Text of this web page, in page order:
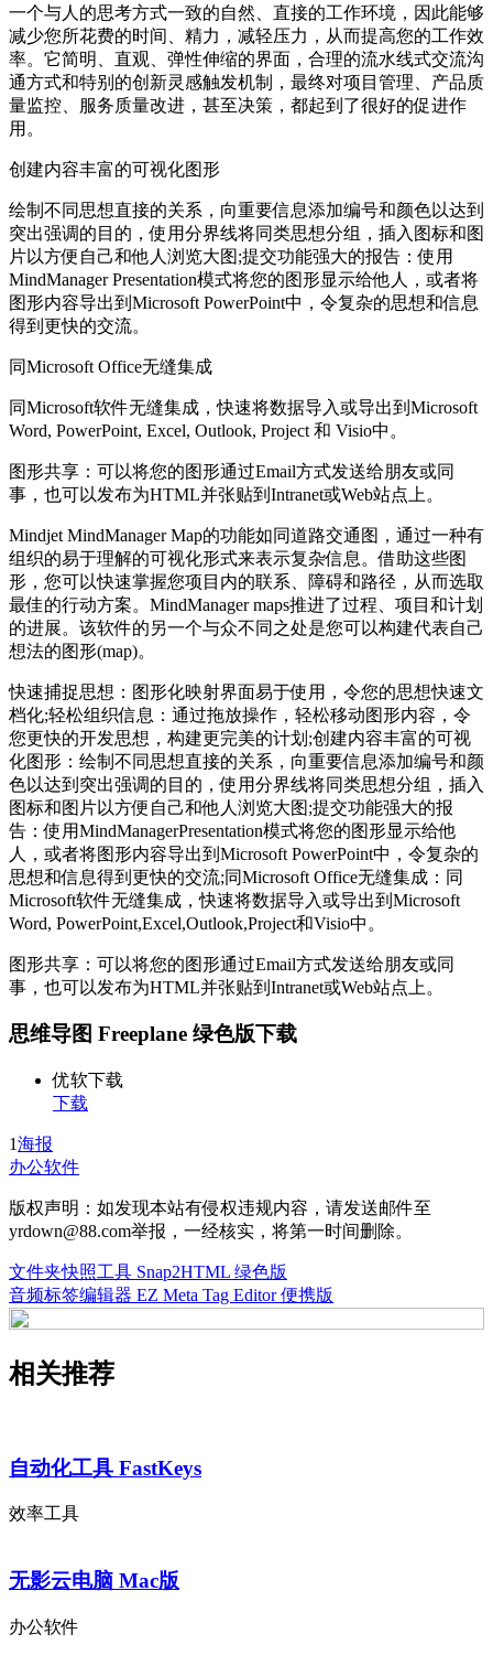
一个与人的思考方式一致的自然、直接的工作环境，因此能够
减少您所花费的时间、精力，减轻压力，从而提高您的工作效
率。它简明、直观、弹性伸缩的界面，合理的流水线式交流沟
通方式和特别的创新灵感触发机制，最终对项目管理、产品质
量监控、服务质量改进，甚至决策，都起到了很好的促进作
用。
创建内容丰富的可视化图形
绘制不同思想直接的关系，向重要信息添加编号和颜色以达到
突出强调的目的，使用分界线将同类思想分组，插入图标和图
片以方便自己和他人浏览大图;提交功能强大的报告：使用
MindManager Presentation模式将您的图形显示给他人，或者将
图形内容导出到Microsoft PowerPoint中，令复杂的思想和信息
得到更快的交流。
同Microsoft Office无缝集成
同Microsoft软件无缝集成，快速将数据导入或导出到Microsoft
Word, PowerPoint, Excel, Outlook, Project 和 Visio中。
图形共享：可以将您的图形通过Email方式发送给朋友或同
事，也可以发布为HTML并张贴到Intranet或Web站点上。
Mindjet MindManager Map的功能如同道路交通图，通过一种有
组织的易于理解的可视化形式来表示复杂信息。借助这些图
形，您可以快速掌握您项目内的联系、障碍和路径，从而选取
最佳的行动方案。MindManager maps推进了过程、项目和计划
的进展。该软件的另一个与众不同之处是您可以构建代表自己
想法的图形(map)。
快速捕捉思想：图形化映射界面易于使用，令您的思想快速文
档化;轻松组织信息：通过拖放操作，轻松移动图形内容，令
您更快的开发思想，构建更完美的计划;创建内容丰富的可视
化图形：绘制不同思想直接的关系，向重要信息添加编号和颜
色以达到突出强调的目的，使用分界线将同类思想分组，插入
图标和图片以方便自己和他人浏览大图;提交功能强大的报
告：使用MindManagerPresentation模式将您的图形显示给他
人，或者将图形内容导出到Microsoft PowerPoint中，令复杂的
思想和信息得到更快的交流;同Microsoft Office无缝集成：同
Microsoft软件无缝集成，快速将数据导入或导出到Microsoft
Word, PowerPoint,Excel,Outlook,Project和Visio中。
图形共享：可以将您的图形通过Email方式发送给朋友或同
事，也可以发布为HTML并张贴到Intranet或Web站点上。
思维导图 Freeplane 绿色版下载
优软下载
下载
1海报
办公软件
版权声明：如发现本站有侵权违规内容，请发送邮件至
yrdown@88.com举报，一经核实，将第一时间删除。
文件夹快照工具 Snap2HTML 绿色版
音频标签编辑器 EZ Meta Tag Editor 便携版
相关推荐
自动化工具 FastKeys
效率工具
无影云电脑 Mac版
办公软件